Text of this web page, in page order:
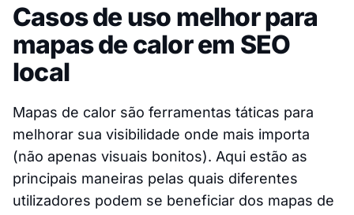
Casos de uso melhor para
mapas de calor em SEO
local
Mapas de calor são ferramentas táticas para
melhorar sua visibilidade onde mais importa
(não apenas visuais bonitos). Aqui estão as
principais maneiras pelas quais diferentes
utilizadores podem se beneficiar dos mapas de